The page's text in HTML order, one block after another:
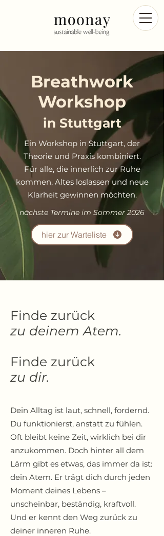
Breathwork
Workshop
in Stuttgart
Ein Workshop in Stuttgart, der
Theorie und Praxis kombiniert.
Für alle, die innerlich zur Ruhe
kommen, Altes loslassen und neue
Klarheit gewinnen möchten.
nächste Termine im Sommer 2026
hier zur Warteliste
Finde zurück
zu deinem Atem.
Finde zurück
zu dir.
Dein Alltag ist laut, schnell, fordernd.
Du funktionierst, anstatt zu fühlen.
Oft bleibt keine Zeit, wirklich bei dir
anzukommen. Doch hinter all dem
Lärm gibt es etwas, das immer da ist:
dein Atem. Er trägt dich durch jeden
Moment deines Lebens –
unscheinbar, beständig, kraftvoll.
Und er kennt den Weg zurück zu
deiner inneren Ruhe.